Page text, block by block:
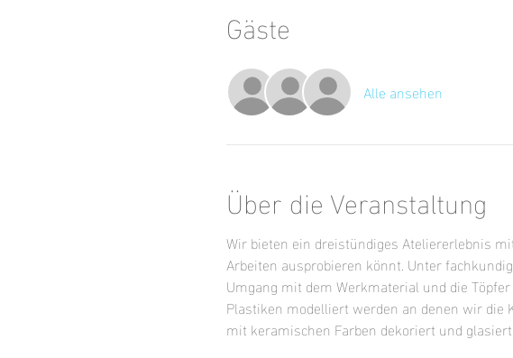
Gäste
Alle ansehen
Über die Veranstaltung
Wir bieten ein dreistündiges Ateliererlebnis
Arbeiten ausprobieren könnt. Unter
Umgang mit dem Werkmaterial und die
Plastiken modelliert werden an denen wir
mit keramischen Farben dekoriert und